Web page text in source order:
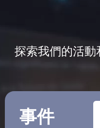
探索我們的活
事件